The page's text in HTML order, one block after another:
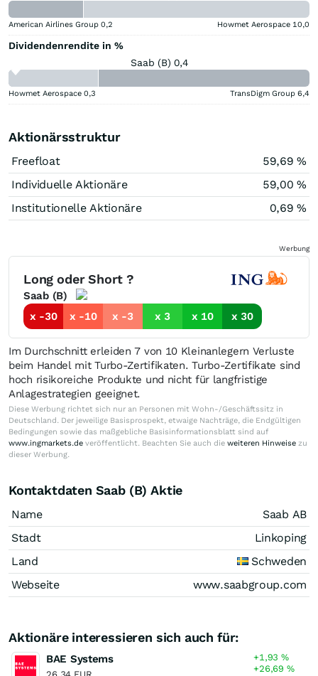
American Airlines Group 0,2 Howmet Aerospace 10,0
Dividendenrendite in %
Saab (B) 0,4
Howmet Aerospace 0,3 TransDigm Group 6,4
Aktionärsstruktur
Freefloat
59,69 %
Individuelle Aktionäre
59,00 %
Institutionelle Aktionäre
0,69 %
Werbung
Long oder Short ?
Saab (B)
x -30
x -10 x -3 x 3 x 10 x 30
Im Durchschnitt erleiden 7 von 10 Kleinanlegern Verluste
beim Handel mit Turbo-Zertifikaten. Turbo-Zertifikate sind
hoch risikoreiche Produkte und nicht für langfristige
Anlagestrategien geeignet.
Diese Werbung richtet sich nur an Personen mit Wohn-/Geschäftssitz in
Deutschland. Der jeweilige Basisprospekt, etwaige Nachträge, die Endgültigen
Bedingungen sowie das maßgebliche Basisinformationsblatt sind auf
www.ingmarkets.de veröffentlicht. Beachten Sie auch die weiteren Hinweise zu
dieser Werbung.
Kontaktdaten Saab (B) Aktie
Name
Saab AB
Stadt
Linkoping
Land
Schweden
Webseite
www.saabgroup.com
Aktionäre interessieren sich auch für:
BAE Systems +1,93%
+26,69%